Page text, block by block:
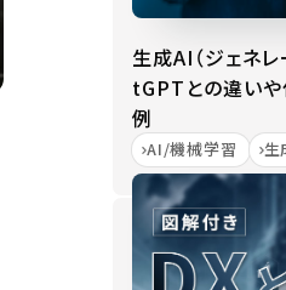
生成AI（ジェネ
tGPTとの違いや
例
AI/機械学習 生